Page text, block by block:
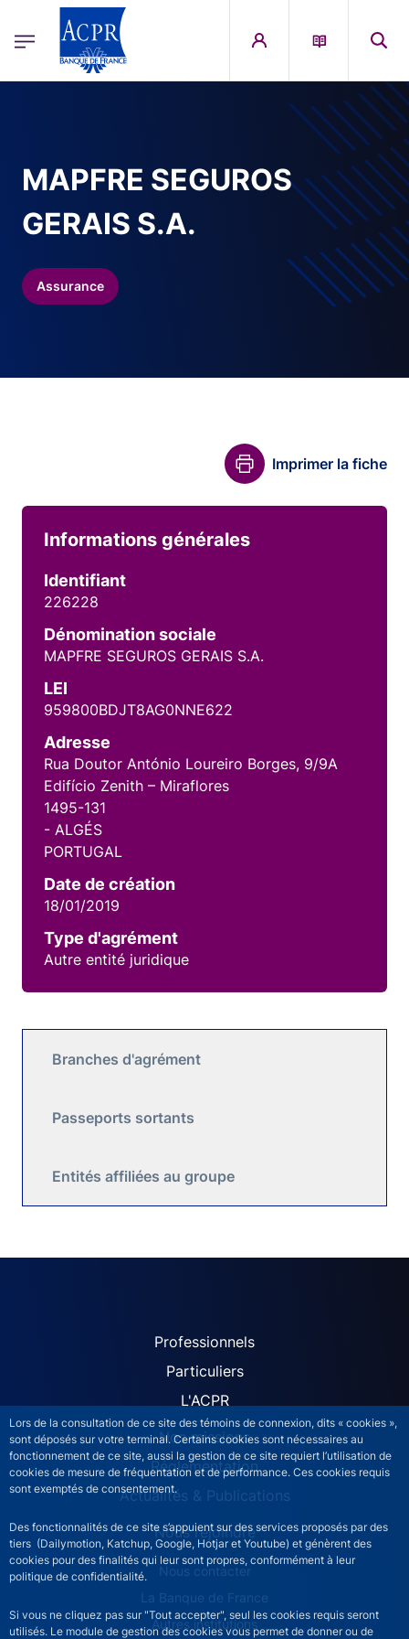
Lors de la consultation de ce site des témoins de connexion, dits « cookies »,
sont déposés sur votre terminal. Certains cookies sont nécessaires au
fonctionnement de ce site, aussi la gestion de ce site requiert l’utilisation de
cookies de mesure de fréquentation et de performance. Ces cookies requis
sont exemptés de consentement.
Des fonctionnalités de ce site s’appuient sur des services proposés par des
tiers (Dailymotion, Katchup, Google, Hotjar et Youtube) et génèrent des
cookies pour des finalités qui leur sont propres, conformément à leur
politique de confidentialité.
Si vous ne cliquez pas sur "Tout accepter", seul les cookies requis seront
utilisés. Le module de gestion des cookies vous permet de donner ou de
ACPR Menu Principal (French)
MAPFRE SEGUROS
GERAIS S.A.
Assurance
Imprimer la fiche
Informations générales
Identifiant
226228
Dénomination sociale
MAPFRE SEGUROS GERAIS S.A.
LEI
959800BDJT8AG0NNE622
Adresse
Rua Doutor António Loureiro Borges, 9/9A
Edifício Zenith – Miraflores
1495-131
- ALGÉS
PORTUGAL
Date de création
18/01/2019
Type d'agrément
Autre entité juridique
Branches d'agrément
Passeports sortants
Entités affiliées au groupe
ACPR site navigation
Professionnels
Particuliers
L'ACPR
Nos missions
Réglementation
Actualités & Publications
Nous rejoindre
ACPR footer secondary menu (French)
Nous contacter
La Banque de France
Autres institutions